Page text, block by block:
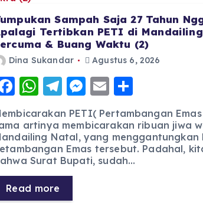
Sampah Saja 27 Tahun
Tertibkan PETI di
& Buang Waktu (2)
Dina Sukandar Agustus 6, 2026
F
a
c
e
b
o
W
h
a
ts
A
p
T
el
e
g
r
a
M
e
ss
e
n
E
m
ai
l
h
a
re
PETI( Pertambangan
artinya membicarakan ribuan jiwa
Natal, yang menggantungkan
Emas tersebut. Padahal,
Surat Bupati, sudah…
Read more